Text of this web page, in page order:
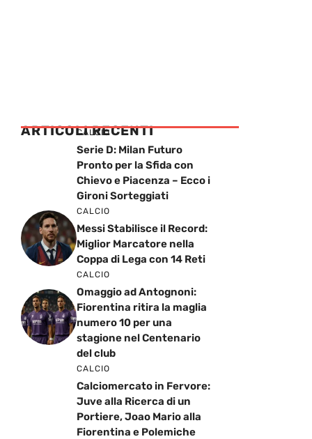
ARTICOLI RECENTI
CALCIO
Serie D: Milan Futuro
Pronto per la Sfida con
Chievo e Piacenza – Ecco i
Gironi Sorteggiati
CALCIO
Messi Stabilisce il Record:
Miglior Marcatore nella
Coppa di Lega con 14 Reti
CALCIO
Omaggio ad Antognoni:
Fiorentina ritira la maglia
numero 10 per una
stagione nel Centenario
del club
CALCIO
Calciomercato in Fervore:
Juve alla Ricerca di un
Portiere, Joao Mario alla
Fiorentina e Polemiche